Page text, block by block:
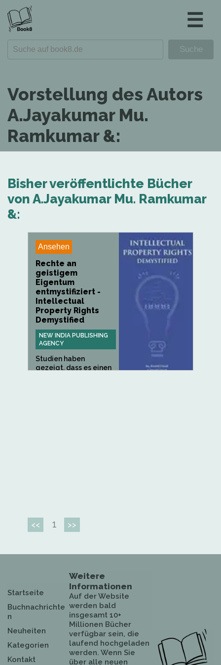
☰
Vorstellung des Autors
A.Jayakumar Mu.
Ramkumar &:
Bisher veröffentlichte Bücher
von A.Jayakumar Mu. Ramkumar
&:
Ansehen
Rechte an
geistigem
Eigentum
entmystifiziert -
Intellectual
Property Rights
Demystified
NEW INDIA PUBLISHING
AGENCY
Studien haben
gezeigt, dass es einen
<< 1 >>
Startseite
Buchnachrichte
n
Neuheiten
Kategorien
Kontakt
Weitere
Informationen
Auf der Website
werden bald
insgesamt 10+
Millionen Bücher
verfügbar sein, die
laufend hochgeladen
werden. Wenn Sie
über alle neuen